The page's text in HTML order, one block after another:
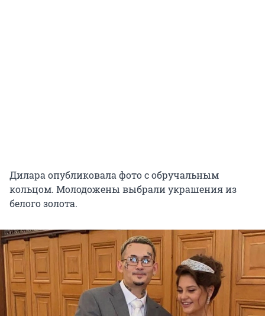
Дилара опубликовала фото с обручальным
кольцом. Молодожены выбрали украшения из
белого золота.